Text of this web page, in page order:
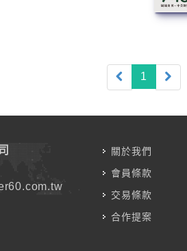
1 (current)
關於我們
會員條款
交易條款
合作提案